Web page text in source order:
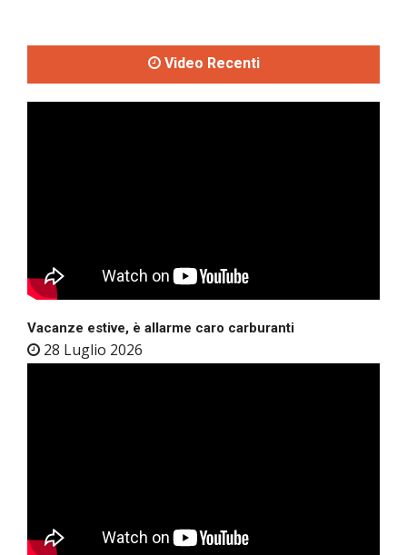
Video Recenti
Vacanze estive, è allarme caro carburanti
28 Luglio 2026